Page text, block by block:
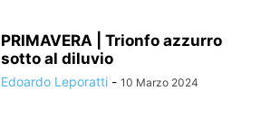
PRIMAVERA | Trionfo azzurro
sotto al diluvio
Edoardo Leporatti - 10 Marzo 2024